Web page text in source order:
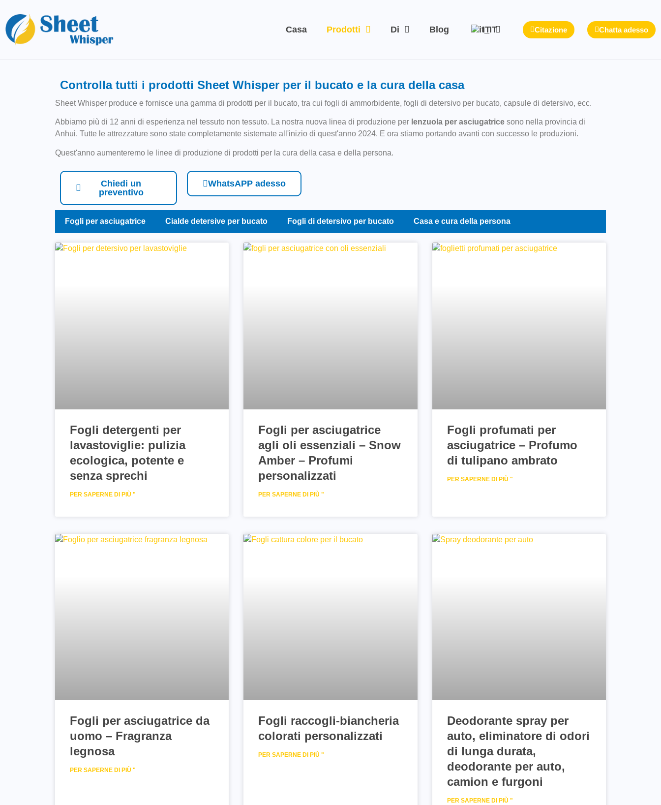
Casa Prodotti Di Blog IT Citazione Chatta adesso
Controlla tutti i prodotti Sheet Whisper per il bucato e la cura della casa
Sheet Whisper produce e fornisce una gamma di prodotti per il bucato, tra cui fogli di ammorbidente, fogli di detersivo per bucato, capsule di detersivo, ecc.
Abbiamo più di 12 anni di esperienza nel tessuto non tessuto. La nostra nuova linea di produzione per lenzuola per asciugatrice sono nella provincia di
Anhui. Tutte le attrezzature sono state completamente sistemate all'inizio di quest'anno 2024. E ora stiamo portando avanti con successo le produzioni.
Quest'anno aumenteremo le linee di produzione di prodotti per la cura della casa e della persona.
Chiedi un
preventivo
WhatsAPP adesso
Fogli per asciugatrice Cialde detersive per bucato Fogli di detersivo per bucato Casa e cura della persona
Fogli detergenti per
lavastoviglie: pulizia
ecologica, potente e
senza sprechi
PER SAPERNE DI PIÙ "
Fogli per asciugatrice
agli oli essenziali – Snow
Amber – Profumi
personalizzati
PER SAPERNE DI PIÙ "
Fogli profumati per
asciugatrice – Profumo
di tulipano ambrato
PER SAPERNE DI PIÙ "
Fogli per asciugatrice da
uomo – Fragranza
legnosa
PER SAPERNE DI PIÙ "
Fogli raccogli-biancheria
colorati personalizzati
PER SAPERNE DI PIÙ "
Deodorante spray per
auto, eliminatore di odori
di lunga durata,
deodorante per auto,
camion e furgoni
PER SAPERNE DI PIÙ "